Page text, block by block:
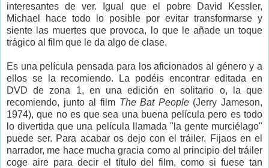
interesantes de ver. Igual que el pobre David Kessler,
Michael hace todo lo posible por evitar transformarse y
siente las muertes que provoca, lo que le añade un toque
trágico al film que le da algo de clase.
Es una película pensada para los aficionados al género y a
ellos se la recomiendo. La podéis encontrar editada en
DVD de zona 1, en una edición en solitario o, la que
recomiendo, junto al film The Bat People(Jerry Jameson,
1974), que no es que sea una buena película pero es todo
lo divertida que una película llamada "la gente murciélago"
puede ser. Para acabar os dejo con el tráiler. Fijaos en el
narrador, me hace mucha gracia como al principio del tráiler
coge aire para decir el título del film, como si fuese tan